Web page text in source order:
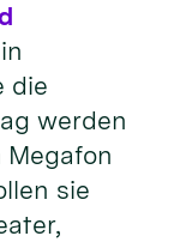
in
die
werden
sie